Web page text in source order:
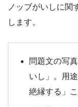
ノッブがいしに関
します。
問題文の写
いし」。用
絶縁する」こ